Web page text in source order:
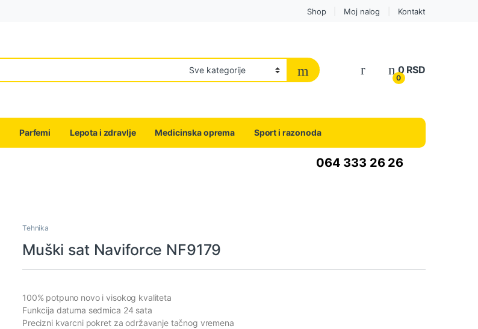
Shop Moj nalog Kontakt
0
0 RSD
Parfemi Lepota i zdravlje Medicinska oprema Sport i razonoda
064 333 26 26
Tehnika
Muški sat Naviforce NF9179
100% potpuno novo i visokog kvaliteta
Funkcija datuma sedmica 24 sata
Precizni kvarcni pokret za održavanje tačnog vremena